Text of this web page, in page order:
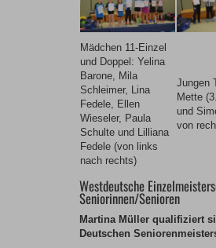
Mädchen 11-Einzel
und Doppel: Yelina
Barone, Mila
Schleimer, Lina
Fedele, Ellen
Wieseler, Paula
Schulte und Lilliana
Fedele (von links
nach rechts)
Jungen
Mette
und
von
Westdeutsche
Seniorinnen/Senioren
Martina Müller qualifiziert
Deutschen